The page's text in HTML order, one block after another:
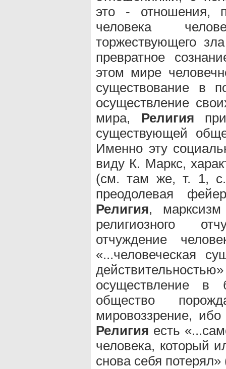
это - отношения,
человека
торжествующего
превратное
этом мире
существование в
осуществление
мира, Религия
существующей
Именно эту
виду К. Маркс,
(см. там же, т. 1, с.
преодолевая
Религия, марксизм
религиозного
отчуждение
«...человеческая
осуществление в
общество
мировоззрение,
Религия есть
человека, который
снова себя